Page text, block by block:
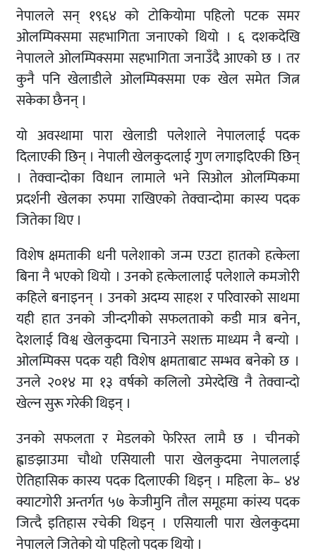
नेपालले सन् १९६४ को टोकियोमा पहिलो पटक समर
ओलम्पिक्समा सहभागिता जनाएको थियो । ६ दशकदेखि
नेपालले ओलम्पिक्समा सहभागिता जनाउँदै आएको छ । तर
कुनै पनि खेलाडीले ओलम्पिक्समा एक खेल समेत जित्न
सकेका छैनन् ।
यो अवस्थामा पारा खेलाडी पलेशाले नेपाललाई पदक
दिलाएकी छिन् । नेपाली खेलकुदलाई गुण लगाइदिएकी छिन्
। तेक्वान्दोका विधान लामाले भने सिओल ओलम्पिकमा
प्रदर्शनी खेलका रुपमा राखिएको तेक्वान्दोमा कास्य पदक
जितेका थिए ।
विशेष क्षमताकी धनी पलेशाको जन्म एउटा हातको हत्केला
बिना नै भएको थियो । उनको हत्केलालाई पलेशाले कमजोरी
कहिले बनाइनन् । उनको अदम्य साहश र परिवारको साथमा
यही हात उनको जीन्दगीको सफलताको कडी मात्र बनेन,
देशलाई विश्व खेलकुदमा चिनाउने सशक्त माध्यम नै बन्यो ।
ओलम्पिक्स पदक यही विशेष क्षमताबाट सम्भव बनेको छ ।
उनले २०१४ मा १३ वर्षको कलिलो उमेरदेखि नै तेक्वान्दो
खेल्न सुरू गरेकी थिइन् ।
उनको सफलता र मेडलको फेरिस्त लामै छ । चीनको
ह्वाङझाउमा चौथो एसियाली पारा खेलकुदमा नेपाललाई
ऐतिहासिक कास्य पदक दिलाएकी थिइन् । महिला के– ४४
क्याटगोरी अन्तर्गत ५७ केजीमुनि तौल समूहमा कांस्य पदक
जित्दै इतिहास रचेकी थिइन् । एसियाली पारा खेलकुदमा
नेपालले जितेको यो पहिलो पदक थियो ।